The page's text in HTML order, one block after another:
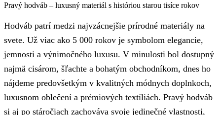
Pravý hodváb – luxusný materiál s históriou starou tisíce rokov
Hodváb patrí medzi najvzácnejšie prírodné materiály na
svete. Už viac ako 5 000 rokov je symbolom elegancie,
jemnosti a výnimočného luxusu. V minulosti bol dostupný
najmä cisárom, šľachte a bohatým obchodníkom, dnes ho
nájdeme predovšetkým v kvalitných módnych doplnkoch,
luxusnom oblečení a prémiových textíliách. Pravý hodváb
si aj po stáročiach zachováva svoje jedinečné vlastnosti,